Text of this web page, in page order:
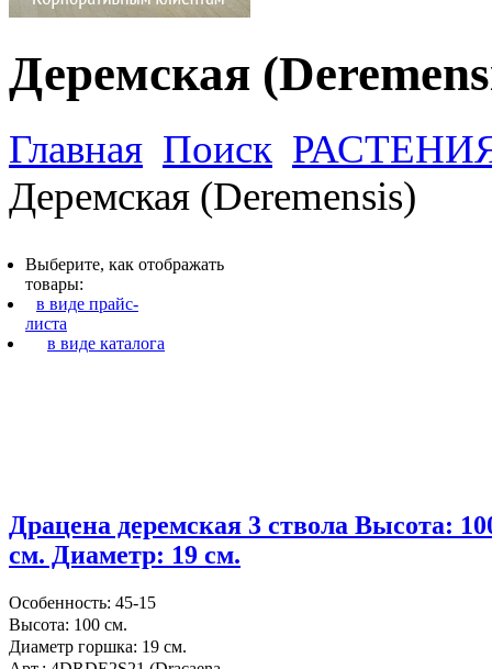
Деремская
Главная Поиск
Деремская (Deremensis)
Выберите, как отображать
товары:
в виде прайс-
листа
в виде каталога
Драцена деремская 3 ствола Высота:
см. Диаметр: 19 см.
Особенность: 45-15
Высота: 100 см.
Диаметр горшка: 19 см.